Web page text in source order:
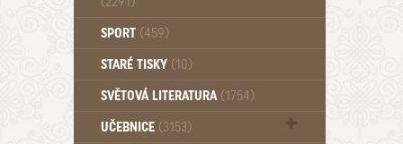
Pedagogika (191)
Psychologie a osobní rozvoj (760)
SPORT (459)
STARÉ TISKY (10)
SVĚTOVÁ LITERATURA (1754)
UČEBNICE (3153)